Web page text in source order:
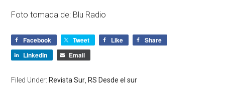
Foto tomada de: Blu Radio
Facebook Tweet Like
Share
LinkedIn
Email
Filed Under: Revista Sur RS Desde el sur